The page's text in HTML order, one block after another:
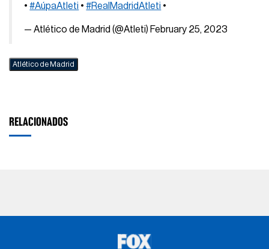
•#AúpaAtleti •#RealMadridAtleti •
— Atlético de Madrid (@Atleti) February 25, 2023
Atlético de Madrid
RELACIONADOS